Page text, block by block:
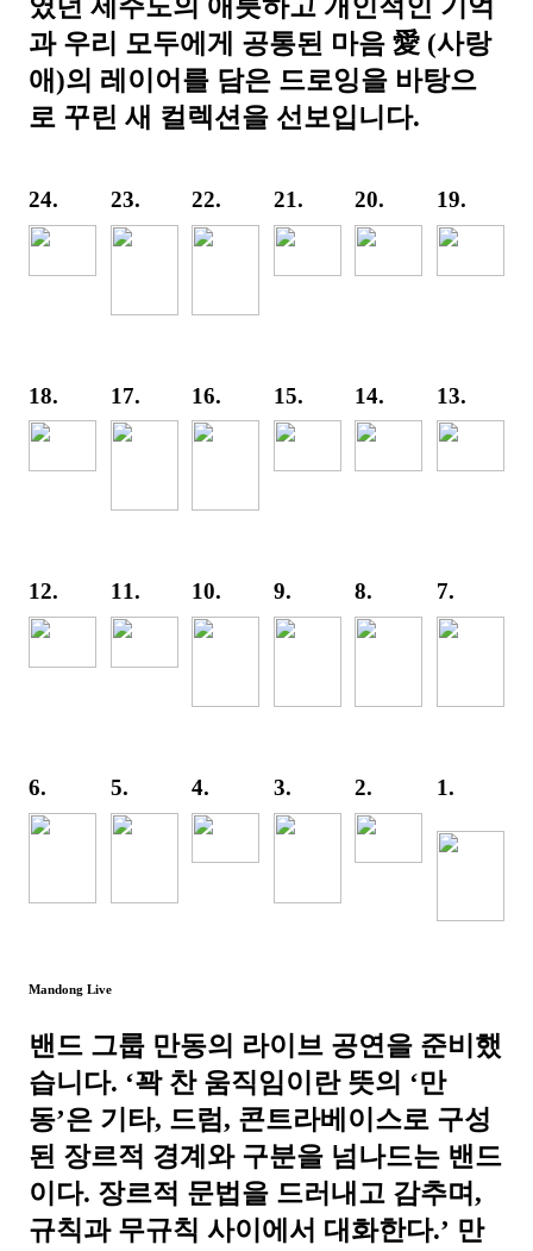
였던 제주도의 애틋하고 개인적인 기억
과 우리 모두에게 공통된 마음 愛 (사랑
애)의 레이어를 담은 드로잉을 바탕으
로 꾸린 새 컬렉션을 선보입니다.
24. 23. 22. 21. 20. 19.
18. 17. 16. 15. 14. 13.
12. 11. 10. 9. 8. 7.
6. 5. 4. 3. 2. 1.
Mandong Live
밴드 그룹 만동의 라이브 공연을 준비했
습니다. ‘꽉 찬 움직임이란 뜻의 ‘만
동’은 기타, 드럼, 콘트라베이스로 구성
된 장르적 경계와 구분을 넘나드는 밴드
이다. 장르적 문법을 드러내고 감추며,
규칙과 무규칙 사이에서 대화한다.’ 만